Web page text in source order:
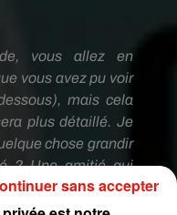
vous allez en
vous avez pu voir
, mais cela
plus détaillé. Je
chose grandir
?Une amitié qui
on ne le sait
tourné six
sans accepter